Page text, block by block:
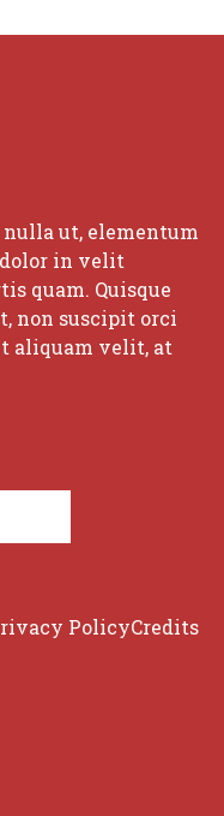
ut, elementum
in velit
quam. Quisque
non suscipit orci
aliquam velit, at
PolicyCredits